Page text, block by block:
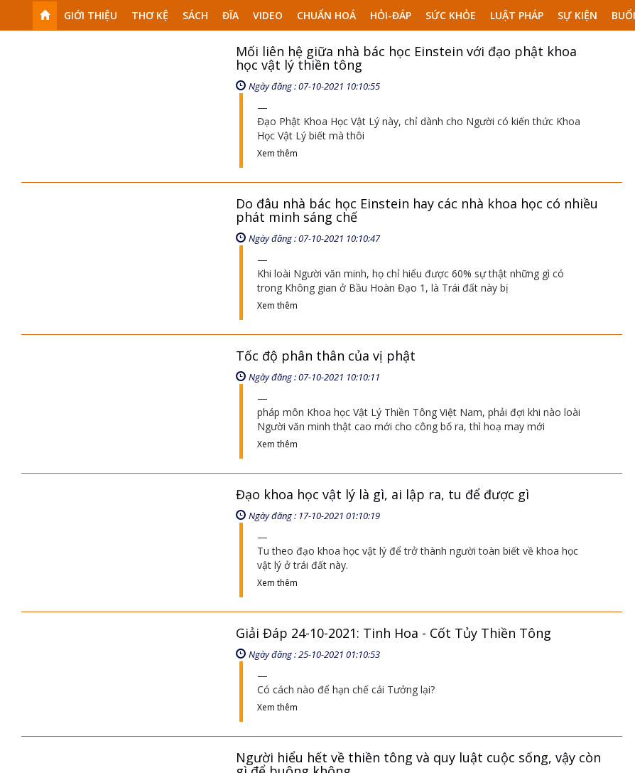
GIỚI THIỆU THƠ KỆ SÁCH ĐĨA VIDEO CHUẨN HOÁ HỎI-ĐÁP SỨC KHỎE LUẬT PHÁP SỰ KIỆN
Mối liên hệ giữa nhà bác học Einstein với đạo phật khoa
học vật lý thiền tông
Ngày đăng : 07-10-2021 10:10:55
Đạo Phật Khoa Học Vật Lý này, chỉ dành cho Người có kiến thức Khoa
Học Vật Lý biết mà thôi
Xem thêm
Do đâu nhà bác học Einstein hay các nhà khoa học có nhiều
phát minh sáng chế
Ngày đăng : 07-10-2021 10:10:47
Khi loài Người văn minh, họ chỉ hiểu được 60% sự thật những gì có
trong Không gian ở Bầu Hoàn Đạo 1, là Trái đất này bị
Xem thêm
Tốc độ phân thân của vị phật
Ngày đăng : 07-10-2021 10:10:11
pháp môn Khoa học Vật Lý Thiền Tông Việt Nam, phải đợi khi nào loài
Người văn minh thật cao mới cho công bố ra, thì hoạ may mới
Xem thêm
Đạo khoa học vật lý là gì, ai lập ra, tu để được gì
Ngày đăng : 17-10-2021 01:10:19
Tu theo đạo khoa học vật lý để trở thành người toàn biết về khoa học
vật lý ở trái đất này.
Xem thêm
Giải Đáp 24-10-2021: Tinh Hoa - Cốt Tủy Thiền Tông
Ngày đăng : 25-10-2021 01:10:53
Có cách nào để hạn chế cái Tưởng lại?
Xem thêm
Người hiểu hết về thiền tông và quy luật cuộc sống, vậy còn